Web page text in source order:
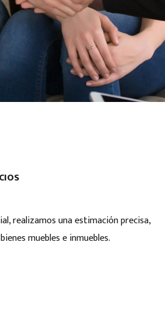
realizamos una estimación precisa,
muebles e inmuebles.